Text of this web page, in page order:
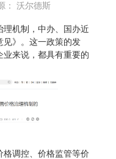
： 沃尔德斯
理机制，中办、国办近
见》。这一政策的发
来说，都具有重要的
格调控、价格监管等价